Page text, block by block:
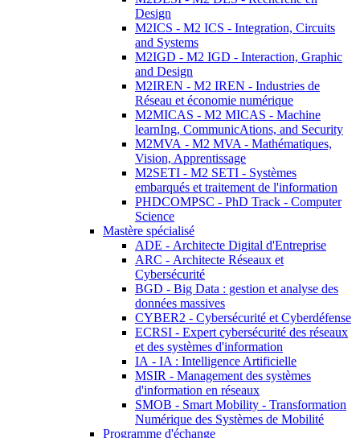
Design
M2ICS - M2 ICS - Integration, Circuits
and Systems
M2IGD - M2 IGD - Interaction, Graphic
and Design
M2IREN - M2 IREN - Industries de
Réseau et économie numérique
M2MICAS - M2 MICAS - Machine
learnIng, CommunicAtions, and Security
M2MVA - M2 MVA - Mathématiques,
Vision, Apprentissage
M2SETI - M2 SETI - Systèmes
embarqués et traitement de l'information
PHDCOMPSC - PhD Track - Computer
Science
Mastère spécialisé
ADE - Architecte Digital d'Entreprise
ARC - Architecte Réseaux et
Cybersécurité
BGD - Big Data : gestion et analyse des
données massives
CYBER2 - Cybersécurité et Cyberdéfense
ECRSI - Expert cybersécurité des réseaux
et des systèmes d'information
IA - IA : Intelligence Artificielle
MSIR - Management des systèmes
d'information en réseaux
SMOB - Smart Mobility - Transformation
Numérique des Systèmes de Mobilité
Programme d'échange